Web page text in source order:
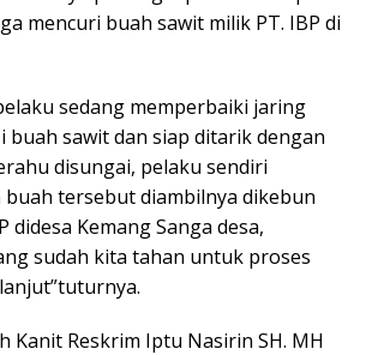
mencuri buah sawit milik PT. IBP di
sedang memperbaiki jaring
buah sawit dan siap ditarik dengan
disungai, pelaku sendiri
buah tersebut diambilnya dikebun
didesa Kemang Sanga desa,
sudah kita tahan untuk proses
Kanit Reskrim Iptu Nasirin SH. MH